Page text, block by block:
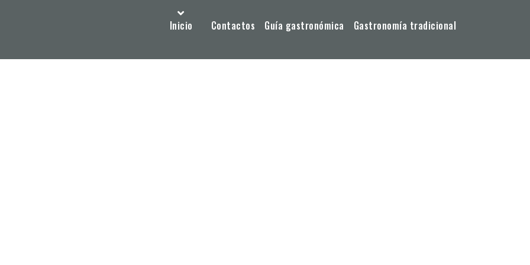
Inicio Contactos Guía gastronómica Gastronomía tradicional